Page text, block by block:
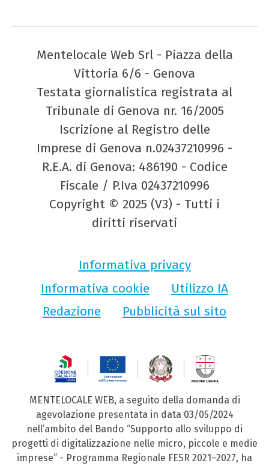
Mentelocale Web Srl - Piazza della
Vittoria 6/6 - Genova
Testata giornalistica registrata al
Tribunale di Genova nr. 16/2005
Iscrizione al Registro delle
Imprese di Genova n.02437210996 -
R.E.A. di Genova: 486190 - Codice
Fiscale / P.Iva 02437210996
Copyright © 2025 (V3) - Tutti i
diritti riservati
Informativa privacy
Informativa cookie
Utilizzo IA
Redazione
Pubblicità sul sito
MENTELOCALE WEB, a seguito della domanda di
agevolazione presentata in data 03/05/2024
nell’ambito del Bando “Supporto allo sviluppo di
progetti di digitalizzazione nelle micro, piccole e medie
imprese” - Programma Regionale FESR 2021–2027, ha